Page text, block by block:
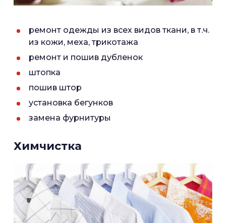
ремонт одежды из всех видов ткани, в т.ч.
из кожи, меха, трикотажа
ремонт и пошив дубленок
штопка
пошив штор
установка бегунков
замена фурнитуры
Химчистка